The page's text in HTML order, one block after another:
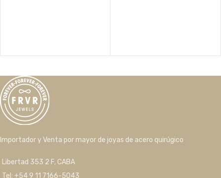
Importador y Venta por mayor de joyas de acero quirúgico
Libertad 353 2 F, CABA
Tel: +54 9 11 7166-5043